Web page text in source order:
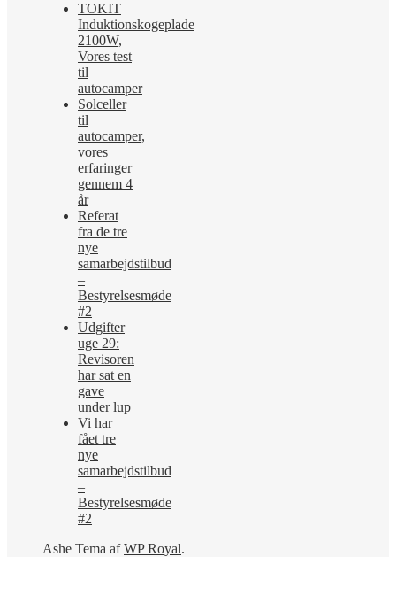
TOKIT
Induktionskogeplade
2100W,
Vores test
til
autocamper
Solceller
til
autocamper,
vores
erfaringer
gennem 4
år
Referat
fra de tre
nye
samarbejdstilbud
–
Bestyrelsesmøde
#2
Udgifter
uge 29:
Revisoren
har sat en
gave
under lup
Vi har
fået tre
nye
samarbejdstilbud
–
Bestyrelsesmøde
#2
Ashe Tema afWP Royal.